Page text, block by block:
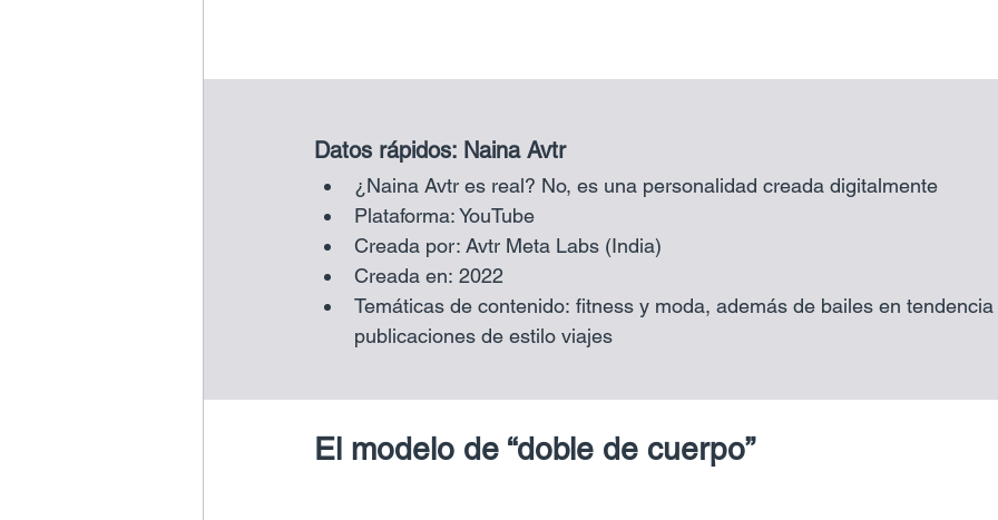
Datos rápidos: Naina Avtr
¿Naina Avtr es real? No, es una personalidad creada digitalmente
Plataforma: YouTube
Creada por: Avtr Meta Labs (India)
Creada en: 2022
Temáticas de contenido: fitness y moda, además de bailes en
publicaciones de estilo viajes
El modelo de “doble de cuerpo”